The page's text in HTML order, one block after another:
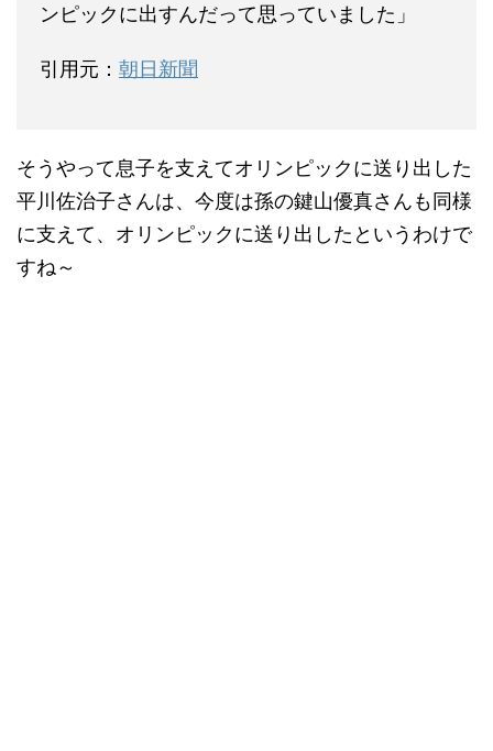
ンピックに出すんだって思っていました」
引用元： 朝日新聞
そうやって息子を支えてオリンピックに送り出した
平川佐治子さんは、今度は孫の鍵山優真さんも同様
に支えて、オリンピックに送り出したというわけで
すね～